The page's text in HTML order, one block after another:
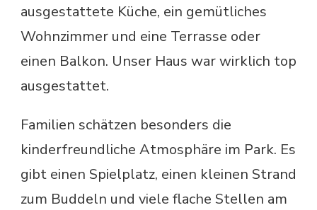
ausgestattete Küche, ein gemütliches
Wohnzimmer und eine Terrasse oder
einen Balkon. Unser Haus war wirklich top
ausgestattet.
Familien schätzen besonders die
kinderfreundliche Atmosphäre im Park. Es
gibt einen Spielplatz, einen kleinen Strand
zum Buddeln und viele flache Stellen am